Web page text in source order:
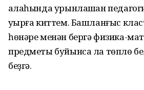
ҡалаһында урынлашҡан
уҡырға киттем. Башланғыс
һөнәре менән бергә физика-
предметы буйынса ла төплө
беҙгә.